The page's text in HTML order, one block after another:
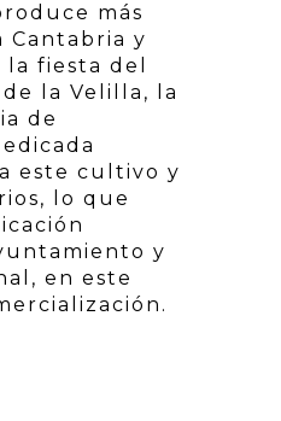
más
Cantabria y
fiesta del
la Velilla, la
de
este cultivo y
lo que
y
en este